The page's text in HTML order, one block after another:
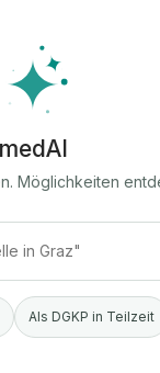
medAI
Möglichkeiten
Als DGKP in Teilzeit